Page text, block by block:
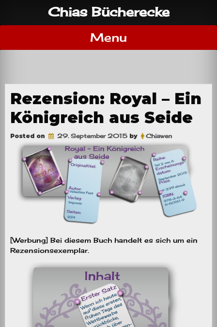
content
Chias Bücherecke
Menu
Rezension: Royal – Ein
Königreich aus Seide
Posted on 29. September 2015 by Chiawen
[Werbung] Bei diesem Buch handelt es sich um ein
Rezensionsexemplar.